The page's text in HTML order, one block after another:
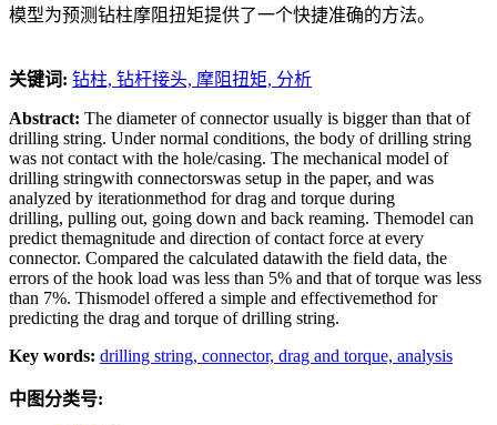
模型为预测钻柱摩阻扭矩提供了一个快捷准确的方法。
关键词: 钻柱, 钻杆接头, 摩阻扭矩, 分析
Abstract: The diameter of connector usually is bigger than that of
drilling string. Under normal conditions, the body of drilling string
was not contact with the hole/casing. The mechanical model of
drilling stringwith connectorswas setup in the paper, and was
analyzed by iterationmethod for drag and torque during
drilling, pulling out, going down and back reaming. Themodel can
predict themagnitude and direction of contact force at every
connector. Compared the calculated datawith the field data, the
errors of the hook load was less than 5% and that of torque was less
than 7%. Thismodel offered a simple and effectivemethod for
predicting the drag and torque of drilling string.
Key words: drilling string, connector, drag and torque, analysis
中图分类号: